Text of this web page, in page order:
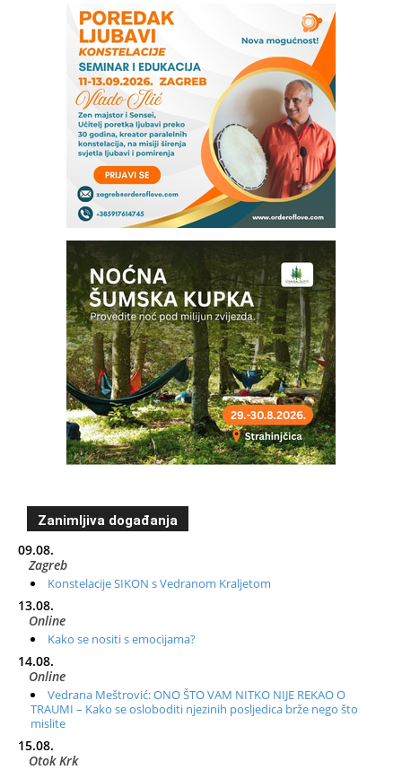
Zanimljiva događanja
09.08.
Zagreb
Konstelacije SIKON s Vedranom Kraljetom
13.08.
Online
Kako se nositi s emocijama?
14.08.
Online
Vedrana Meštrović: ONO ŠTO VAM NITKO NIJE REKAO O
TRAUMI – Kako se osloboditi njezinih posljedica brže nego što
mislite
15.08.
Otok Krk